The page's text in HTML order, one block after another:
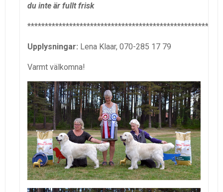
du inte är fullt frisk
Upplysningar: Lena Klaar, 070-285 17 79
Varmt välkomna!